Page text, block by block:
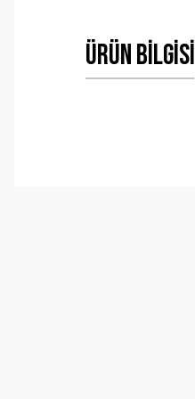
Ürün Bilgisi